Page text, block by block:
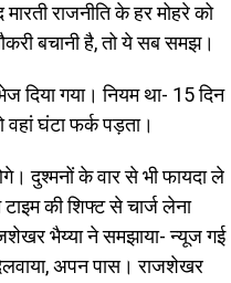
राजनीति के हर मोहरे को
बचानी है, तो ये सब समझ।
दिया गया। नियम था- 15 दिन
घंटा फर्क पड़ता।
दुश्मनों के वार से भी फायदा ले
की शिफ्ट से चार्ज लेना
भैय्या ने समझाया- न्यूज गई
अपन पास। राजशेखर